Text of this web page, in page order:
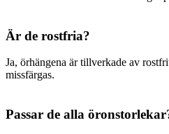
Är de rostfria?
Ja, örhängena är tillverkade av
missfärgas.
Passar de alla